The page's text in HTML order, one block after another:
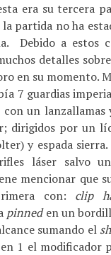
era su tercera
partida no ha
Debido a estos
detalles
en su momento.
7 guardias
con un
dirigidos por un
y espada
láser salvo
mencionar que
con: clip
pinneden un
sumando el
1 el modificador